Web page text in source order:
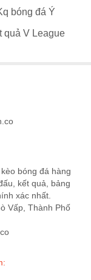
bóng đá Ý
quả V League
bóng đá hàng
kết quả, bảng
xác nhất.
Vấp, Thành Phố